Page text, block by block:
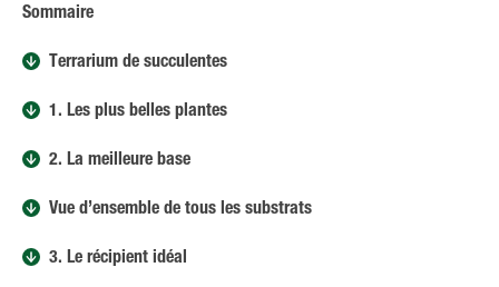
Sommaire
Terrarium de succulentes
1. Les plus belles plantes
2. La meilleure base
Vue d’ensemble de tous les substrats
3. Le récipient idéal